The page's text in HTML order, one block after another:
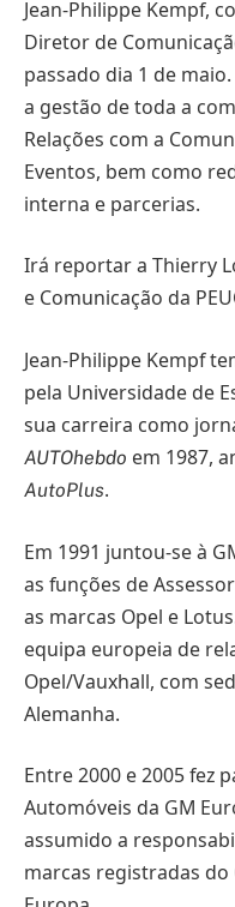
Jean-Philippe Kempf,
Diretor de
passado dia 1 de
a gestão de toda a
Relações com a
Eventos, bem como
interna e parcerias.
Irá reportar a Thierry
e Comunicação da
Jean-Philippe Kempf
pela Universidade de
sua carreira como
AUTOhebdo em 1987,
AutoPlus.
Em 1991 juntou-se à
as funções de
as marcas Opel e
equipa europeia de
Opel/Vauxhall, com
Alemanha.
Entre 2000 e 2005 fez
Automóveis da GM
assumido a
marcas registradas